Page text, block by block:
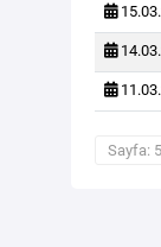
Sayfa: